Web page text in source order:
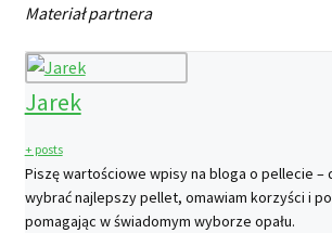
Materiał partnera
Jarek
+ posts
Piszę wartościowe wpisy na bloga o pellecie –
wybrać najlepszy pellet, omawiam korzyści i
pomagając w świadomym wyborze opału.